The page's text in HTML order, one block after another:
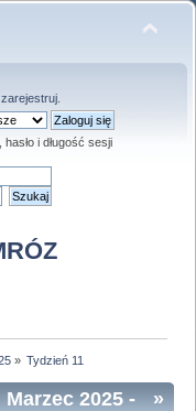
zarejestruj.
i długość sesji
» Tydzień 11
»
Marzec 2025-